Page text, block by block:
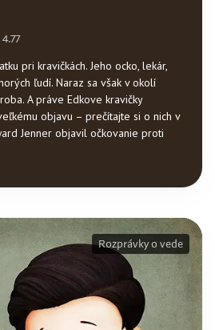
4.77
pri kravičkách. Jeho ocko, lekár,
ľudí. Naraz sa však v okolí
A práve Edkove kravičky
objavu – prečítajte si o nich v
Jenner objavil očkovanie proti
Rozprávky o vede